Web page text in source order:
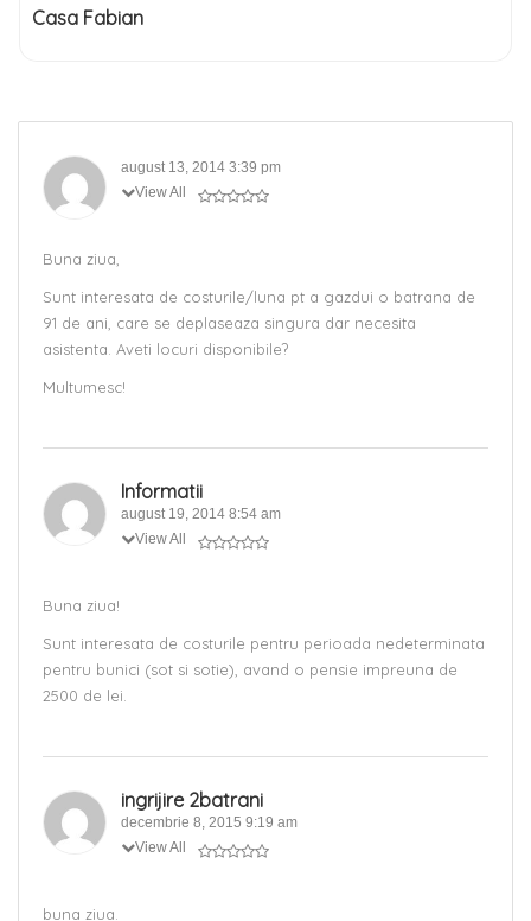
Casa Fabian
august 13, 2014 3:39 pm
View All
Buna ziua,
Sunt interesata de costurile/luna pt a gazdui o batrana de
91 de ani, care se deplaseaza singura dar necesita
asistenta. Aveti locuri disponibile?
Multumesc!
Informatii
august 19, 2014 8:54 am
View All
Buna ziua!
Sunt interesata de costurile pentru perioada nedeterminata
pentru bunici (sot si sotie), avand o pensie impreuna de
2500 de lei.
ingrijire 2batrani
decembrie 8, 2015 9:19 am
View All
buna ziua.